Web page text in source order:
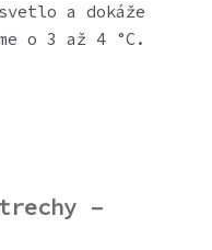
a dokáže
o 3 až 4 °C.
–